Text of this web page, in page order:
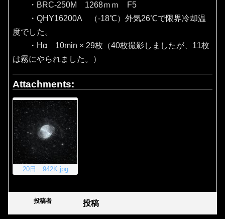
・BRC-250M 1268ｍｍ F5
・QHY16200A （‐18℃）外気26℃で限界冷却温
度でした。
・Hα 10min × 29枚（40枚撮影しましたが、11枚
は霧にやられました。）
Attachments:
20日 942K.jpg
投稿者 投稿